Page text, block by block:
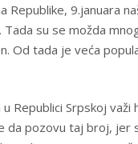
Republike, 9.januara
Tada su se možda
Od tada je veća
Republici Srpskoj važi
da pozovu taj broj, jer